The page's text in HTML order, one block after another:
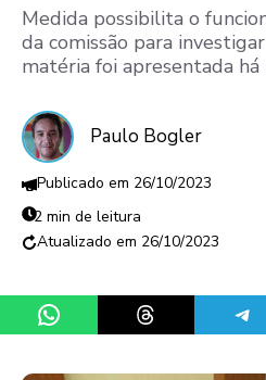
Medida possibilita o
da comissão para
matéria foi apresentada há
Paulo Bogler
26/10/2023
2 min de leitura
26/10/2023
Share on WhatsAppShare on Threads